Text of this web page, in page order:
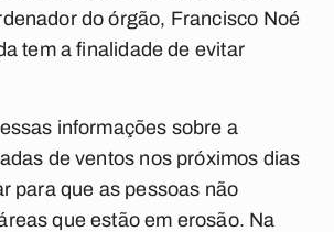
do órgão, Francisco Noé
tem a finalidade de evitar
informações sobre a
de ventos nos próximos dias
para que as pessoas não
que estão em erosão. Na